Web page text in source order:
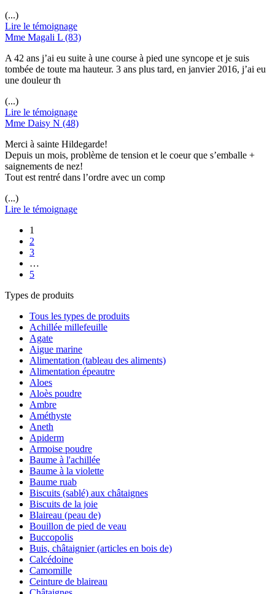
(...)
Lire le témoignage
Mme Magali L (83)
A 42 ans j’ai eu suite à une course à pied une syncope et je suis
tombée de toute ma hauteur. 3 ans plus tard, en janvier 2016, j’ai eu
une douleur th
(...)
Lire le témoignage
Mme Daisy N (48)
Merci à sainte Hildegarde!
Depuis un mois, problème de tension et le coeur que s’emballe +
saignements de nez!
Tout est rentré dans l’ordre avec un comp
(...)
Lire le témoignage
1
2
3
…
5
Types de produits
Tous les types de produits
Achillée millefeuille
Agate
Aigue marine
Alimentation (tableau des aliments)
Alimentation épeautre
Aloes
Aloès poudre
Ambre
Améthyste
Aneth
Apiderm
Armoise poudre
Baume à l'achillée
Baume à la violette
Baume ruab
Biscuits (sablé) aux châtaignes
Biscuits de la joie
Blaireau (peau de)
Bouillon de pied de veau
Buccopolis
Buis, châtaignier (articles en bois de)
Calcédoine
Camomille
Ceinture de blaireau